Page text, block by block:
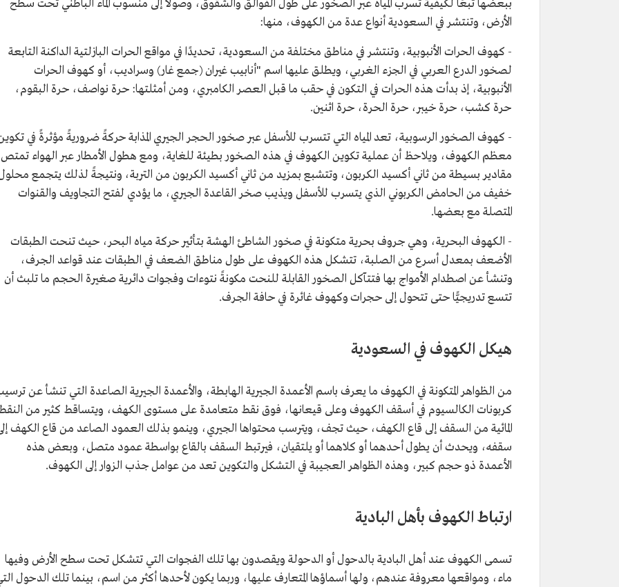
ببعضها تبعًا لكيفية تسرب المياه عبر الصخور على طول الفوالق والشقوق، وصولًا إلى منسوب الماء الباطني تحت سطح
الأرض، وتنتشر في السعودية أنواع عدة من الكهوف، منها:
- كهوف الحرات الأنبوبية، وتنتشر في مناطق مختلفة من السعودية، تحديدًا في مواقع الحرات البازلتية الداكنة التابعة
لصخور الدرع العربي في الجزء الغربي، ويطلق عليها اسم "أنابيب غيران (جمع غار) وسراديب، أو كهوف الحرات
الأنبوبية، إذ بدأت هذه الحرات في التكون في حقب ما قبل العصر الكامبري، ومن أمثلتها: حرة نواصف، حرة البقوم،
حرة كشب، حرة خيبر، حرة الحرة، حرة اثنين.
- كهوف الصخور الرسوبية، تعد المياه التي تتسرب للأسفل عبر صخور الحجر الجيري المذابة حركةً ضروريةً مؤثرةً في
معظم الكهوف، ويلاحظ أن عملية تكوين الكهوف في هذه الصخور بطيئة للغاية، ومع هطول الأمطار عبر الهواء تمتص
مقادير بسيطة من ثاني أكسيد الكربون، وتتشبع بمزيد من ثاني أكسيد الكربون من التربة، ونتيجةً لذلك يتجمع
خفيف من الحامض الكربوني الذي يتسرب للأسفل ويذيب صخر القاعدة الجيري، ما يؤدي لفتح التجاويف والقنوات
المتصلة مع بعضها.
- الكهوف البحرية، وهي جروف بحرية متكونة في صخور الشاطئ الهشة بتأثير حركة مياه البحر، حيث تنحت الطبقات
الأضعف بمعدل أسرع من الصلبة، تتشكل هذه الكهوف على طول مناطق الضعف في الطبقات عند قواعد الجرف،
وتنشأ عن اصطدام الأمواج بها فتتآكل الصخور القابلة للنحت مكونةً نتوءات وفجوات دائرية صغيرة الحجم ما تلبث أن
تتسع تدريجيًّا حتى تتحول إلى حجرات وكهوف غائرة في حافة الجرف.
هيكل الكهوف في السعودية
من الظواهر المتكونة في الكهوف ما يعرف باسم الأعمدة الجيرية الهابطة، والأعمدة الجيرية الصاعدة التي تنشأ عن
كربونات الكالسيوم في أسقف الكهوف وعلى قيعانها، فوق نقط متعامدة على مستوى الكهف، ويتساقط كثير من
المائية من السقف إلى قاع الكهف، حيث تجف، ويترسب محتواها الجيري، وينمو بذلك العمود الصاعد من قاع الكهف
سقفه، ويحدث أن يطول أحدهما أو كلاهما أو يلتقيان، فيرتبط السقف بالقاع بواسطة عمود متصل، وبعض هذه
الأعمدة ذو حجم كبير، وهذه الظواهر العجيبة في التشكل والتكوين تعد من عوامل جذب الزوار إلى الكهوف.
ارتباط الكهوف بأهل البادية
تسمى الكهوف عند أهل البادية بالدحول أو الدحولة ويقصدون بها تلك الفجوات التي تتشكل تحت سطح الأرض وفيها
ماء، ومواقعها معروفة عندهم، ولها أسماؤها المتعارف عليها، وربما يكون لأحدها أكثر من اسم، بينما تلك الدحول